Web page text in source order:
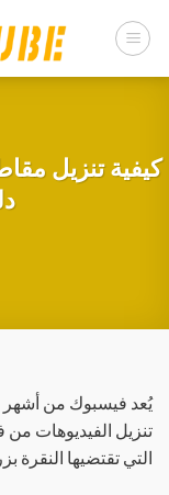
للمحتوى
يُعد فيسبوك من أشهر
تنزيل الفيديوهات
التي تقتضيها النقرة